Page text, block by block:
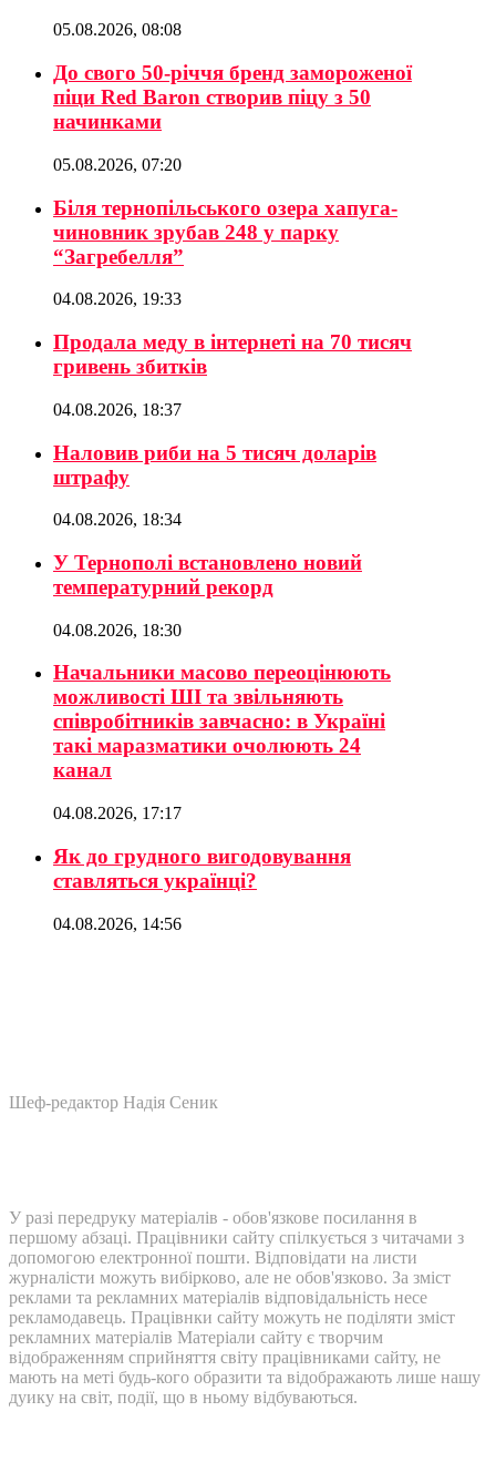
05.08.2026, 08:08
До свого 50-річчя бренд замороженої
піци Red Baron створив піцу з 50
начинками
05.08.2026, 07:20
Біля тернопільського озера хапуга-
чиновник зрубав 248 у парку
“Загребелля”
04.08.2026, 19:33
Продала меду в інтернеті на 70 тисяч
гривень збитків
04.08.2026, 18:37
Наловив риби на 5 тисяч доларів
штрафу
04.08.2026, 18:34
У Тернополі встановлено новий
температурний рекорд
04.08.2026, 18:30
Начальники масово переоцінюють
можливості ШІ та звільняють
співробітників завчасно: в Україні
такі маразматики очолюють 24
канал
04.08.2026, 17:17
Як до грудного вигодовування
ставляться українці?
04.08.2026, 14:56
Шеф-редактор Надія Сеник
У разі передруку матеріалів - обов'язкове посилання в
першому абзаці. Працівники сайту спілкується з читачами з
допомогою електронної пошти. Відповідати на листи
журналісти можуть вибірково, але не обов'язково. За зміст
реклами та рекламних матеріалів відповідальність несе
рекламодавець. Працівнки сайту можуть не поділяти зміст
рекламних матеріалів Матеріали сайту є творчим
відображенням сприйняття світу працівниками сайту, не
мають на меті будь-кого образити та відображають лише нашу
дуику на світ, події, що в ньому відбуваються.